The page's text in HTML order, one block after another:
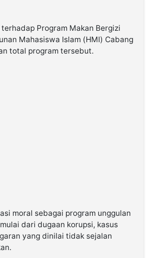
Program Makan Bergizi
Mahasiswa Islam (HMI) Cabang
total program tersebut.
moral sebagai program unggulan
dari dugaan korupsi, kasus
yang dinilai tidak sejalan